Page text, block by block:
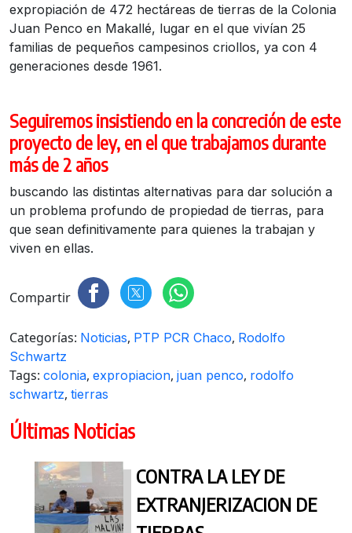
expropiación de 472 hectáreas de tierras de la Colonia
Juan Penco en Makallé, lugar en el que vivían 25
familias de pequeños campesinos criollos, ya con 4
generaciones desde 1961.
Seguiremos insistiendo en la concreción de este
proyecto de ley, en el que trabajamos durante
más de 2 años
buscando las distintas alternativas para dar solución a
un problema profundo de propiedad de tierras, para
que sean definitivamente para quienes la trabajan y
viven en ellas.
Compartir
Categorías: Noticias, PTP PCR Chaco, Rodolfo
Schwartz
Tags: colonia, expropiacion, juan penco, rodolfo
schwartz, tierras
Últimas Noticias
CONTRA LA LEY DE
EXTRANJERIZACION DE